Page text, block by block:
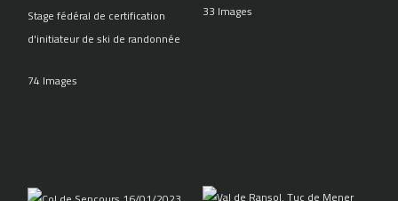
Stage fédéral de certification
d'initiateur de ski de randonnée
74 Images
33 Images